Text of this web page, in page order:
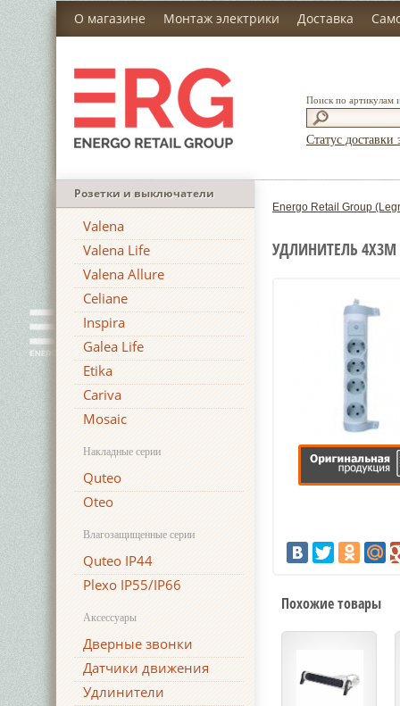
О магазине Монтаж электрики Доставка
Поиск по артикулам
Статус доставки
Розетки и выключатели
Valena
Valena Life
Valena Allure
Celiane
Inspira
Galea Life
Etika
Cariva
Mosaic
Накладные серии
Quteo
Oteo
Влагозащищенные серии
Quteo IP44
Plexo IP55/IP66
Аксессуары
Дверные звонки
Датчики движения
Удлинители
Energo Retail Group
УДЛИНИТЕЛЬ
Похожие товары